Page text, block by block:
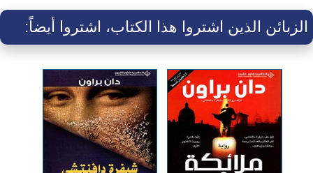
الزبائن الذين اشتروا هذا الكتاب، اشتروا أيضاً: